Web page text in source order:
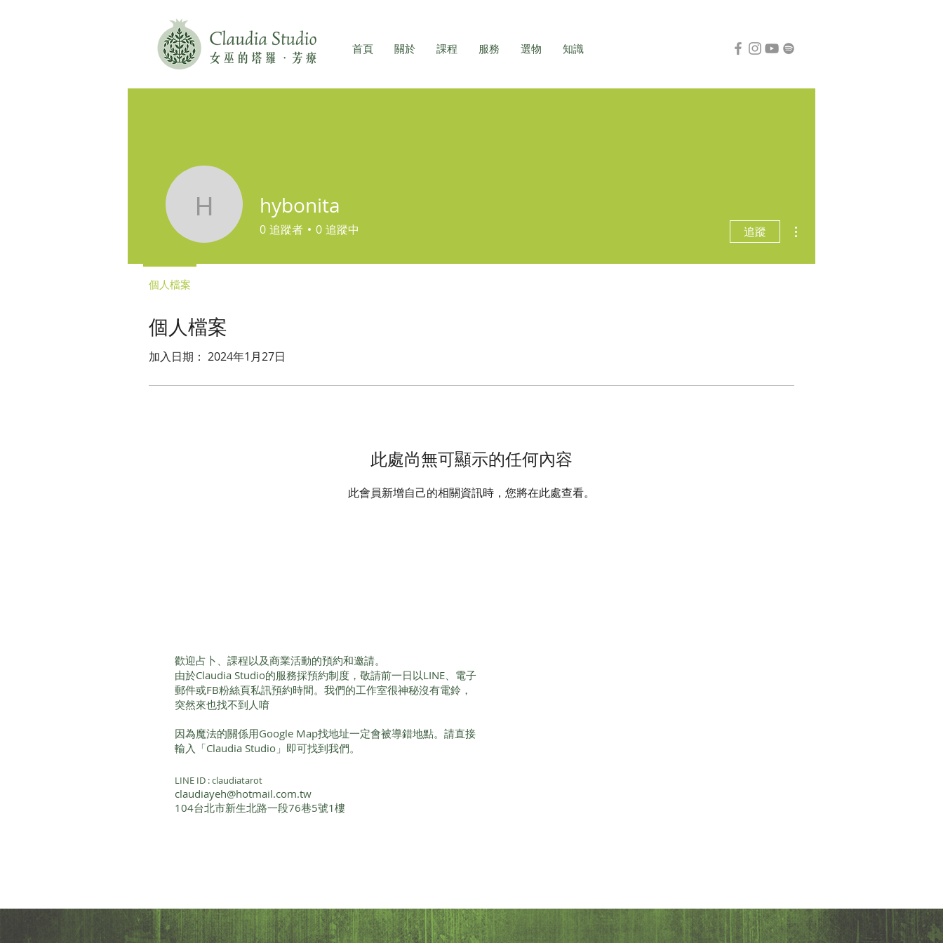
首頁 關於 課程 服務 選物 知識
個人檔案
加入日期： 2024年1月27日
此處尚無可顯示的任何內容
此會員新增自己的相關資訊時，您將在此處查看。
hybonitahybonita
0 追蹤者 0 追蹤中 追蹤
個人檔案
歡迎占卜、課程以及商業活動的預約和邀請。
由於Claudia Studio的服務採預約制度，敬請前一日以LINE、電子
郵件或FB粉絲頁私訊預約時間。我們的工作室很神秘沒有電鈴，
突然來也找不到人唷
因為魔法的關係用Google Map找地址一定會被導錯地點。請直接
輸入「Claudia Studio」即可找到我們。
LINE ID : claudiatarot
claudiayeh@hotmail.com.tw
104台北市新生北路一段76巷5號1樓